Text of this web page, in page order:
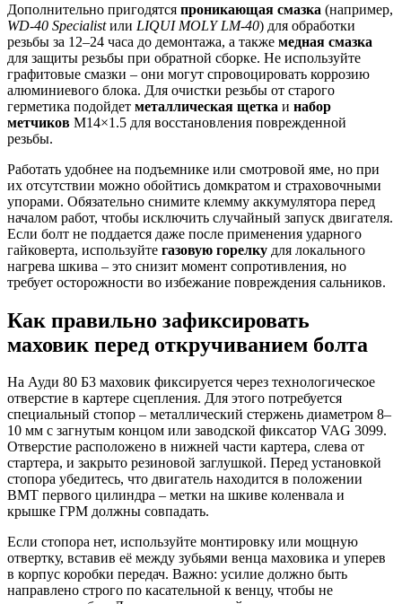
Дополнительно пригодятся проникающая смазка (например,
WD-40 Specialistили LIQUI MOLY LM-40) для обработки
резьбы за 12–24 часа до демонтажа, а также медная смазка
для защиты резьбы при обратной сборке. Не используйте
графитовые смазки – они могут спровоцировать коррозию
алюминиевого блока. Для очистки резьбы от старого
герметика подойдет металлическая щетка и набор
метчиков М14×1.5 для восстановления поврежденной
резьбы.
Работать удобнее на подъемнике или смотровой яме, но при
их отсутствии можно обойтись домкратом и страховочными
упорами. Обязательно снимите клемму аккумулятора перед
началом работ, чтобы исключить случайный запуск двигателя.
Если болт не поддается даже после применения ударного
гайковерта, используйте газовую горелку для локального
нагрева шкива – это снизит момент сопротивления, но
требует осторожности во избежание повреждения сальников.
Как правильно зафиксировать
маховик перед откручиванием болта
На Ауди 80 Б3 маховик фиксируется через технологическое
отверстие в картере сцепления. Для этого потребуется
специальный стопор – металлический стержень диаметром 8–
10 мм с загнутым концом или заводской фиксатор VAG 3099.
Отверстие расположено в нижней части картера, слева от
стартера, и закрыто резиновой заглушкой. Перед установкой
стопора убедитесь, что двигатель находится в положении
ВМТ первого цилиндра – метки на шкиве коленвала и
крышке ГРМ должны совпадать.
Если стопора нет, используйте монтировку или мощную
отвертку, вставив её между зубьями венца маховика и уперев
в корпус коробки передач. Важно: усилие должно быть
направлено строго по касательной к венцу, чтобы не